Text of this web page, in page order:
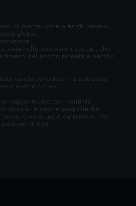
la mente corre a funghi atomici,
globali.
nata nelle esplosioni stellari, che
del nostro pianeta e perfino
tavola periodica, ma potrebbe
il nostro futuro.
viaggio tra isotopi, centrali,
spaziali e ombre geopolitiche.
facce. E solo una è da temere. Per
di oggi